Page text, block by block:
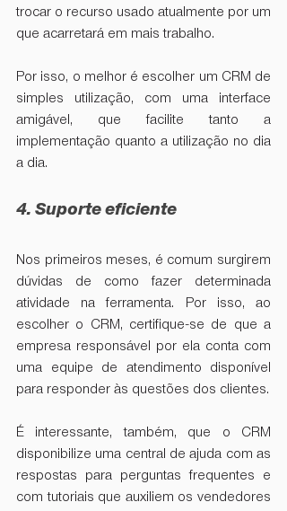
trocar o recurso usado atualmente por um
que acarretará em mais trabalho.
Por isso, o melhor é escolher um CRM de
simples utilização, com uma interface
amigável, que facilite tanto a
implementação quanto a utilização no dia
a dia.
4. Suporte eficiente
Nos primeiros meses, é comum surgirem
dúvidas de como fazer determinada
atividade na ferramenta. Por isso, ao
escolher o CRM, certifique-se de que a
empresa responsável por ela conta com
uma equipe de atendimento disponível
para responder às questões dos clientes.
É interessante, também, que o CRM
disponibilize uma central de ajuda com as
respostas para perguntas frequentes e
com tutoriais que auxiliem os vendedores